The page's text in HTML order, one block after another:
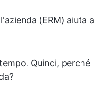
(ERM) aiuta a
Quindi, perché